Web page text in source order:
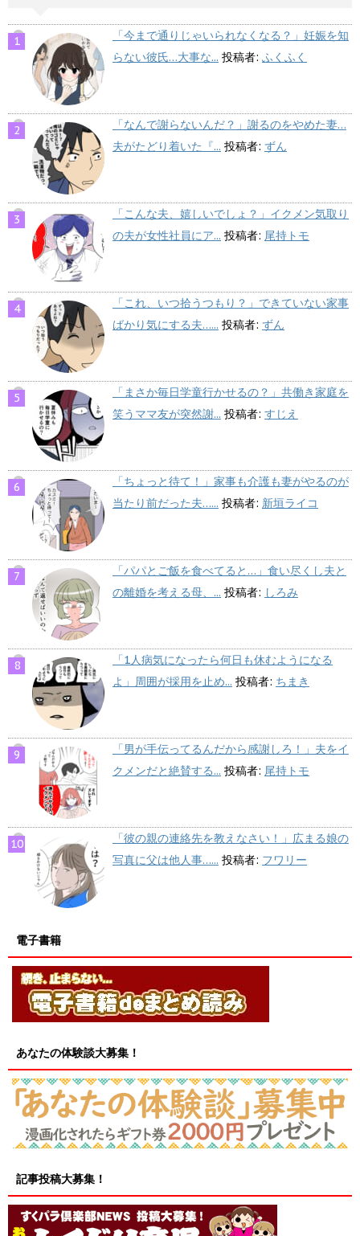
「今まで通りじゃいられなくなる？」妊娠を知
らない彼氏…大事な... 投稿者: ふくふく
「なんで謝らないんだ？」謝るのをやめた妻…
夫がたどり着いた『... 投稿者: ずん
「こんな夫、嬉しいでしょ？」イクメン気取り
の夫が女性社員にア... 投稿者: 尾持トモ
「これ、いつ拾うつもり？」できていない家事
ばかり気にする夫…... 投稿者: ずん
「まさか毎日学童行かせるの？」共働き家庭を
笑うママ友が突然謝... 投稿者: すじえ
「ちょっと待て！」家事も介護も妻がやるのが
当たり前だった夫…... 投稿者: 新垣ライコ
「パパとご飯を食べてると…」食い尽くし夫と
の離婚を考える母、... 投稿者: しろみ
「1人病気になったら何日も休むようになる
よ」周囲が採用を止め... 投稿者: ちまき
「男が手伝ってるんだから感謝しろ！」夫をイ
クメンだと絶賛する... 投稿者: 尾持トモ
「彼の親の連絡先を教えなさい！」広まる娘の
写真に父は他人事…... 投稿者: フワリー
電子書籍
あなたの体験談大募集！
記事投稿大募集！